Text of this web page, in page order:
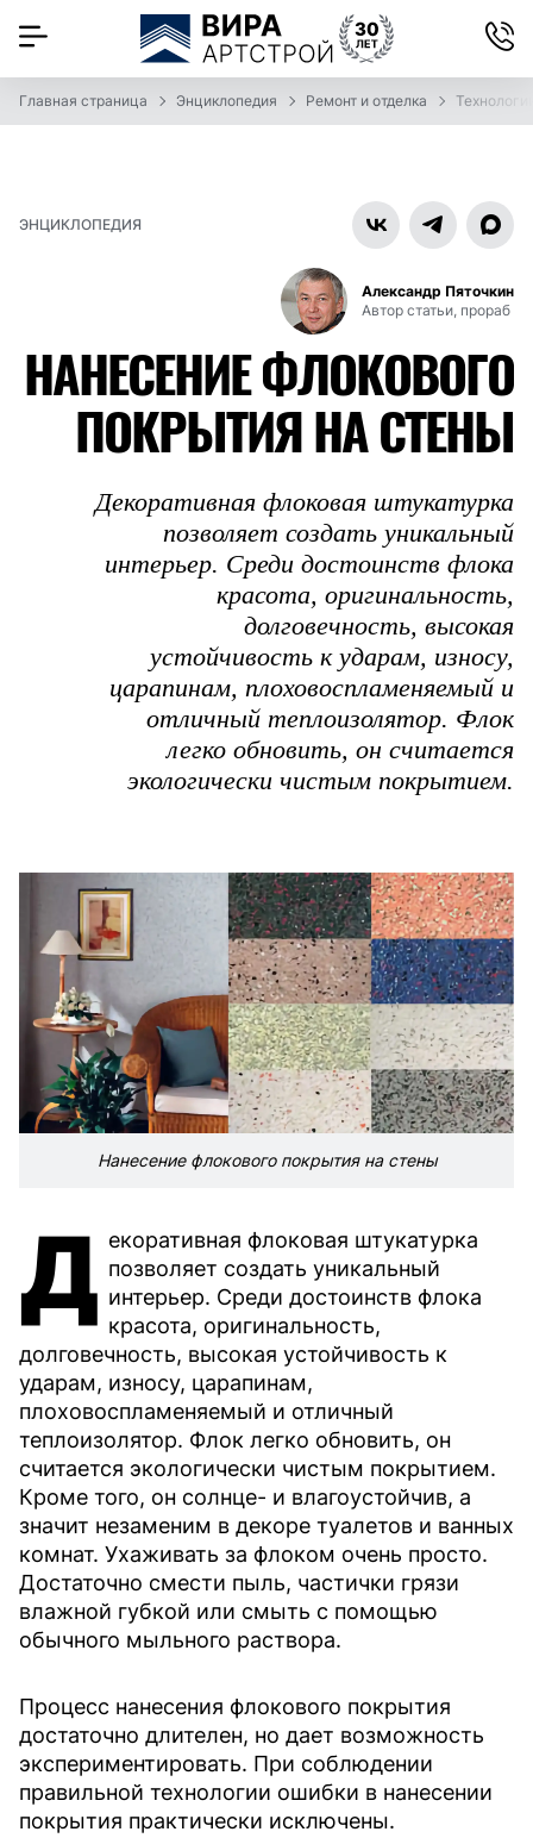
Главная страница Энциклопедия Ремонт и отделка
ЭНЦИКЛОПЕДИЯ
Александр Пяточкин
Автор статьи, прораб
НАНЕСЕНИЕ ФЛОКОВОГО
ПОКРЫТИЯ НА СТЕНЫ
Декоративная флоковая штукатурка
позволяет создать уникальный
интерьер. Среди достоинств флока
красота, оригинальность,
долговечность, высокая
устойчивость к ударам, износу,
царапинам, плоховоспламеняемый и
отличный теплоизолятор. Флок
легко обновить, он считается
экологически чистым покрытием.
Нанесение флокового покрытия на стены
Д екоративная флоковая штукатурка
позволяет создать уникальный
интерьер. Среди достоинств флока
красота, оригинальность,
долговечность, высокая устойчивость к
ударам, износу, царапинам,
плоховоспламеняемый и отличный
теплоизолятор. Флок легко обновить, он
считается экологически чистым покрытием.
Кроме того, он солнце- и влагоустойчив, а
значит незаменим в декоре туалетов и ванных
комнат. Ухаживать за флоком очень просто.
Достаточно смести пыль, частички грязи
влажной губкой или смыть с помощью
обычного мыльного раствора.
Процесс нанесения флокового покрытия
достаточно длителен, но дает возможность
экспериментировать. При соблюдении
правильной технологии ошибки в нанесении
покрытия практически исключены.